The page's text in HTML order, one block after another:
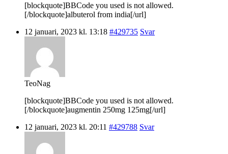
[blockquote]BBCode you used is not allowed.
[/blockquote]albuterol from india[/url]
12 januari, 2023 kl. 13:18 #429735 Svar
TeoNag
[blockquote]BBCode you used is not allowed.
[/blockquote]augmentin 250mg 125mg[/url]
12 januari, 2023 kl. 20:11 #429788 Svar